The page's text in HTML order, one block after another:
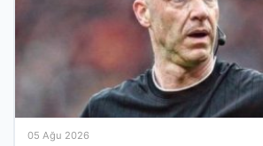
05 Ağu 2026